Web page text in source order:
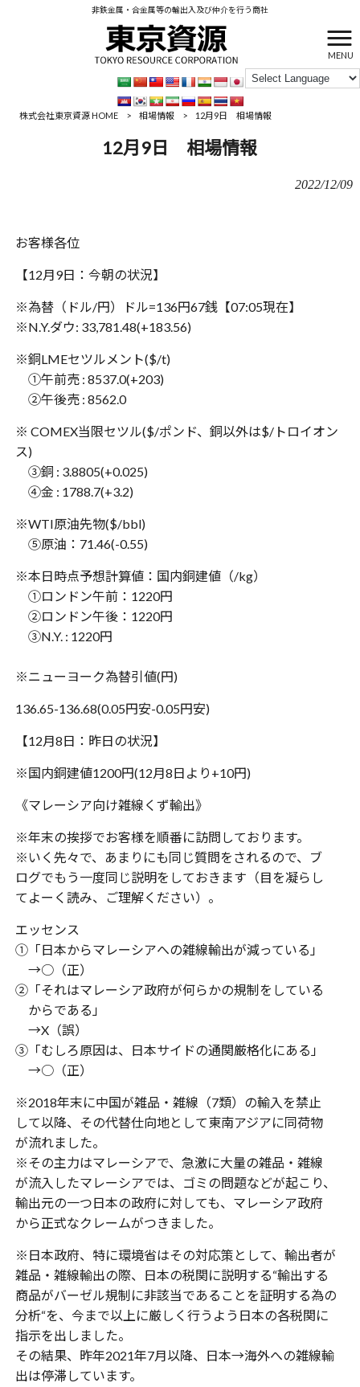
非鉄金属・合金属等の輸出入及び仲介を行う商社
MENU
株式会社東京資源 HOME > 相場情報 > 12月9日 相場情報
12月9日 相場情報
2022/12/09
お客様各位
【12月9日：今朝の状況】
※為替（ドル/円）ドル=136円67銭【‪‪07:05現在】
※N.Y.ダウ: 33,781.48(+183.56)
※銅LMEセツルメント($/t)
①午前売 : 8537.0(+203)
②午後売 : 8562.0
※ COMEX当限セツル($/ポンド、銅以外は$/トロイオン
ス)
③銅 : 3.8805(+0.025)
④金 : 1788.7(+3.2)
※WTI原油先物($/bbl)
⑤原油：71.46(-0.55)
※本日時点予想計算値：国内銅建値（/kg）
①ロンドン午前：1220円
②ロンドン午後：1220円
③N.Y. : 1220円
※ニューヨーク為替引値(円)
136.65-136.68(0.05円安-0.05円安)
【12月8日：昨日の状況】
※国内銅建値1200円(12月8日より+10円)
《マレーシア向け雑線くず輸出》
※年末の挨拶でお客様を順番に訪問しております。
※いく先々で、あまりにも同じ質問をされるので、ブ
ログでもう一度同じ説明をしておきます（目を凝らし
てよーく読み、ご理解ください）。
エッセンス
①「日本からマレーシアへの雑線輸出が減っている」
→○（正）
②「それはマレーシア政府が何らかの規制をしている
からである」
→X（誤）
③「むしろ原因は、日本サイドの通関厳格化にある」
→○（正）
※2018年末に中国が雑品・雑線（7類）の輸入を禁止
して以降、その代替仕向地として東南アジアに同荷物
が流れました。
※その主力はマレーシアで、急激に大量の雑品・雑線
が流入したマレーシアでは、ゴミの問題などが起こり、
輸出元の一つ日本の政府に対しても、マレーシア政府
から正式なクレームがつきました。
※日本政府、特に環境省はその対応策として、輸出者が
雑品・雑線輸出の際、日本の税関に説明する“輸出する
商品がバーゼル規制に非該当であることを証明する為の
分析“を、今まで以上に厳しく行うよう日本の各税関に
指示を出しました。
その結果、昨年2021年7月以降、日本→海外への雑線輸
出は停滞しています。